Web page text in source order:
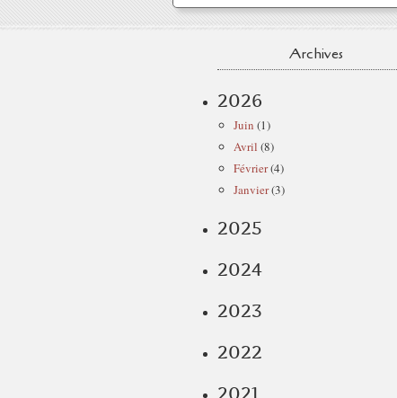
Archives
2026
Juin (1)
Avril (8)
Février(4)
Janvier(3)
2025
2024
2023
2022
2021